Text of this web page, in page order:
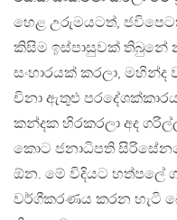
හෙළ උරුමයටත්,
කිසිම ඉස්පාසුවක් තිබුනේ
සංහාරයක් කරලා, මහින්ද
චිනා ඇතුළු
කන්දක හිරකරලා අද
කොට ජනාධිපති
ඕන. මේ විදියට හත්පලේ
වර්ගීකරණය කරන හැටි